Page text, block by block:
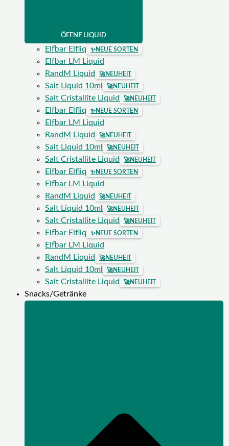
ÖFFNE LIQUID
Elfbar Elfliq ✨NEUE SORTEN
Elfbar LM Liquid
RandM Liquid
🚀NEUHEIT
Salt Liquid 10ml 🚀NEUHEIT
Salt Cristallite Liquid 🚀NEUHEIT
Elfbar Elfliq ✨NEUE SORTEN
Elfbar LM Liquid
RandM Liquid
🚀NEUHEIT
Salt Liquid 10ml 🚀NEUHEIT
Salt Cristallite Liquid 🚀NEUHEIT
Elfbar Elfliq ✨NEUE SORTEN
Elfbar LM Liquid
RandM Liquid
🚀NEUHEIT
Salt Liquid 10ml 🚀NEUHEIT
Salt Cristallite Liquid 🚀NEUHEIT
Elfbar Elfliq ✨NEUE SORTEN
Elfbar LM Liquid
RandM Liquid
🚀NEUHEIT
Salt Liquid 10ml 🚀NEUHEIT
Salt Cristallite Liquid 🚀NEUHEIT
Snacks/Getränke